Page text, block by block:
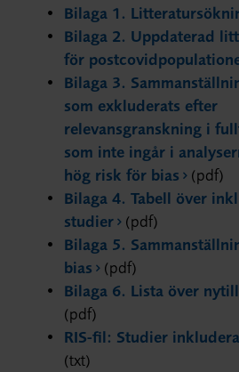
Bilaga 1.
Bilaga 2. Uppdaterad
för
Bilaga 3.
som exkluderats efter
relevansgranskning i
som inte ingår i
hög risk för bias (pdf)
Bilaga 4. Tabell över
studier (pdf)
Bilaga 5.
bias (pdf)
Bilaga 6. Lista över
(pdf)
RIS-fil: Studier
(txt)